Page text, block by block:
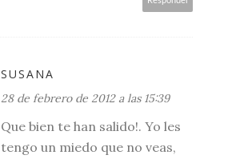
SUSANA
28 de febrero de 2012 a las 15:39
Que bien te han salido!. Yo les
tengo un miedo que no veas,